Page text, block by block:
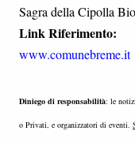
Sagra della Cipolla
Link Riferimento:
www.comunebreme.it
Diniego di responsabilità: le
o Privati, e organizzatori di eventi.